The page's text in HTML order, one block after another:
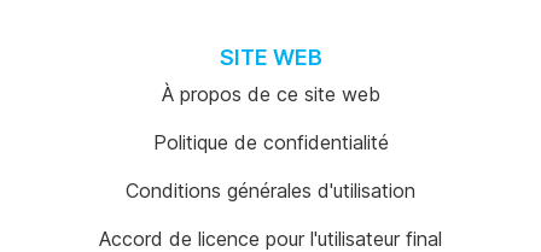
SITE WEB
À propos de ce site web
Politique de confidentialité
Conditions générales d'utilisation
Accord de licence pour l'utilisateur final